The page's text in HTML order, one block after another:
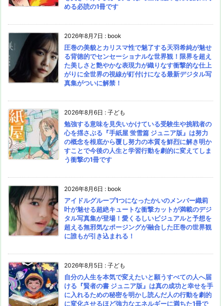
める必読の1冊です
2026年8月7日 : book
圧巻の美貌とカリスマ性で魅了する天羽希純が魅せ
る背徳的でセンセーショナルな世界観！限界を超え
た美しさと艶やかな表現力が織りなす衝撃的な仕上
がりに全世界の視線が釘付けになる最新デジタル写
真集がついに解禁！
2026年8月6日 : 子ども
勉強する意味を見失いかけている受験生や挑戦者の
心を揺さぶる『手紙屋 蛍雪篇 ジュニア版』は努力
の概念を根底から覆し努力の本質を鮮烈に解き明か
すことで今後の人生と学習行動を劇的に変えてしま
う衝撃の1冊です
2026年8月6日 : book
アイドルグループ1つになったかいのメンバー織莉
叶が魅せる超絶キュートな衝撃カットが満載のデジ
タル写真集が登場！愛くるしいビジュアルと予想を
超える無邪気なポージングが融合した圧巻の世界観
に誰もが引き込まれる！
2026年8月5日 : 子ども
自分の人生を本気で変えたいと願うすべての人へ届
ける『賢者の書 ジュニア版』は真の成功と幸せを手
に入れるための秘密を明かし読んだ人の行動を劇的
に変化させるほど強力なエネルギーに満ちた1冊で